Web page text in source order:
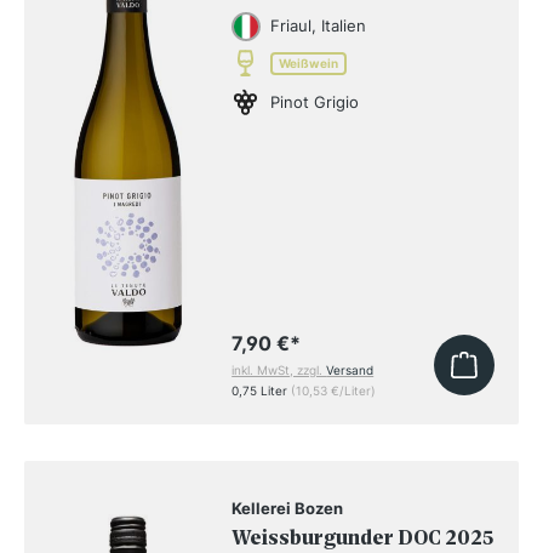
2025Friaul, Italien
Weißwein
Pinot Grigio
7,90 €*
inkl. MwSt, zzgl.Versand
0,75 Liter (10,53 €/Liter)
Kellerei Bozen
Weissburgunder DOC 2025